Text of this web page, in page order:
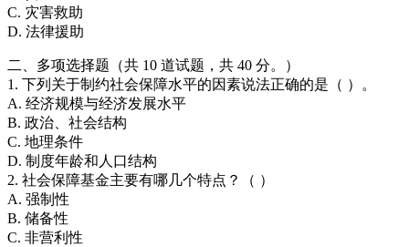
C. 灾害救助
D. 法律援助
二、多项选择题（共 10 道试题，共 40 分。）
1. 下列关于制约社会保障水平的因素说法正确的是（ ）。
A. 经济规模与经济发展水平
B. 政治、社会结构
C. 地理条件
D. 制度年龄和人口结构
2. 社会保障基金主要有哪几个特点？（ ）
A. 强制性
B. 储备性
C. 非营利性